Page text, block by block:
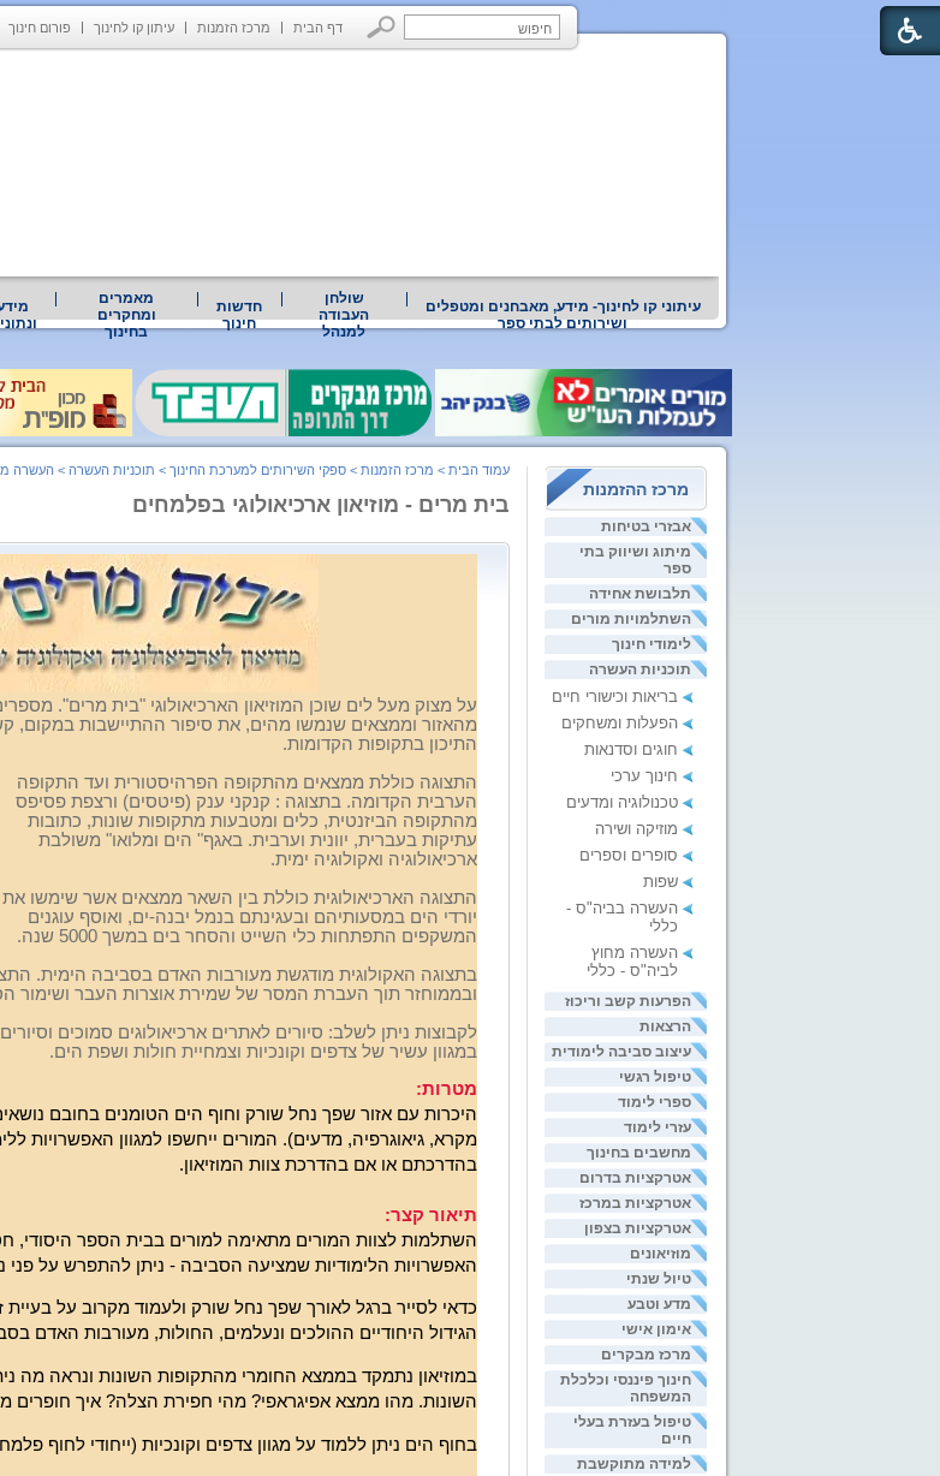
דף הבית מרכז הזמנות עיתון קו לחינוך פורום חינוך
עיתוני קו לחינוך- מידע, מאבחנים ומטפלים
ושירותים לבתי ספר
שולחן
העבודה
למנהל
חדשות
חינוך
מאמרים
ומחקרים
בחינוך
מרכז ההזמנות
אבזרי בטיחות
מיתוג ושיווק בתי
ספר
תלבושת אחידה
השתלמויות מורים
לימודי חינוך
תוכניות העשרה
בריאות וכישורי חיים
הפעלות ומשחקים
חוגים וסדנאות
חינוך ערכי
טכנולוגיה ומדעים
מוזיקה ושירה
סופרים וספרים
שפות
העשרה בביה"ס -
כללי
העשרה מחוץ
לביה"ס - כללי
הפרעות קשב וריכוז
הרצאות
עיצוב סביבה לימודית
טיפול רגשי
ספרי לימוד
עזרי לימוד
מחשבים בחינוך
אטרקציות בדרום
אטרקציות במרכז
אטרקציות בצפון
מוזיאונים
טיול שנתי
מדע וטבע
אימון אישי
מרכז מבקרים
חינוך פיננסי וכלכלת
המשפחה
טיפול בעזרת בעלי
חיים
למידה מתוקשבת
עמוד הבית > מרכז הזמנות > ספקי השירותים למערכת החינוך > תוכניות העשרה > העשרה
בית מרים - מוזיאון ארכיאולוגי בפלמחים
על מצוק מעל לים שוכן המוזיאון הארכיאולוגי "בית מרים".
מהאזור וממצאים שנמשו מהים, את סיפור ההתיישבות במקום,
התיכון בתקופות הקדומות.
התצוגה כוללת ממצאים מהתקופה הפרהיסטורית ועד התקופה
הערבית הקדומה. בתצוגה : קנקני ענק (פיטסים) ורצפת פסיפס
מהתקופה הביזנטית, כלים ומטבעות מתקופות שונות, כתובות
עתיקות בעברית, יוונית וערבית. באגף" הים ומלואו" משולבת
ארכיאולוגיה ואקולוגיה ימית.
התצוגה הארכיאולוגית כוללת בין השאר ממצאים אשר שימשו את
יורדי הים במסעותיהם ובעגינתם בנמל יבנה-ים, ואוסף עוגנים
המשקפים התפתחות כלי השייט והסחר בים במשך 5000 שנה.
בתצוגה האקולוגית מודגשת מעורבות האדם בסביבה הימית.
ובממוחזר תוך העברת המסר של שמירת אוצרות העבר ושימור
לקבוצות ניתן לשלב: סיורים לאתרים ארכיאולוגים סמוכים
במגוון עשיר של צדפים וקונכיות וצמחיית חולות ושפת הים.
מטרות:
היכרות עם אזור שפך נחל שורק וחוף הים הטומנים בחובם נושאים
מקרא, גיאוגרפיה, מדעים). המורים ייחשפו למגוון האפשרויות
בהדרכתם או אם בהדרכת צוות המוזיאון.
תיאור קצר:
השתלמות לצוות המורים מתאימה למורים בבית הספר היסודי,
האפשרויות הלימודיות שמציעה הסביבה - ניתן להתפרש על פני
כדאי לסייר ברגל לאורך שפך נחל שורק ולעמוד מקרוב על בעיית
הגידול היחודיים ההולכים ונעלמים, החולות, מעורבות האדם
במוזיאון נתמקד בממצא החומרי מהתקופות השונות ונראה מה
השונות. מהו ממצא אפיגראפי? מהי חפירת הצלה? איך
בחוף הים ניתן ללמוד על מגוון צדפים וקונכיות (ייחודי לחוף